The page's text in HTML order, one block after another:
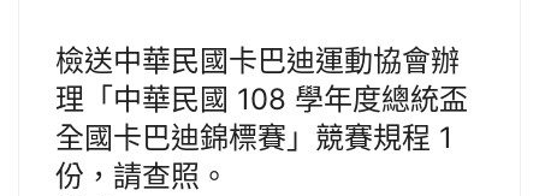
檢送中華民國卡巴迪運動協會辦
理「中華民國 108 學年度總統盃
全國卡巴迪錦標賽」競賽規程 1
份，請查照。